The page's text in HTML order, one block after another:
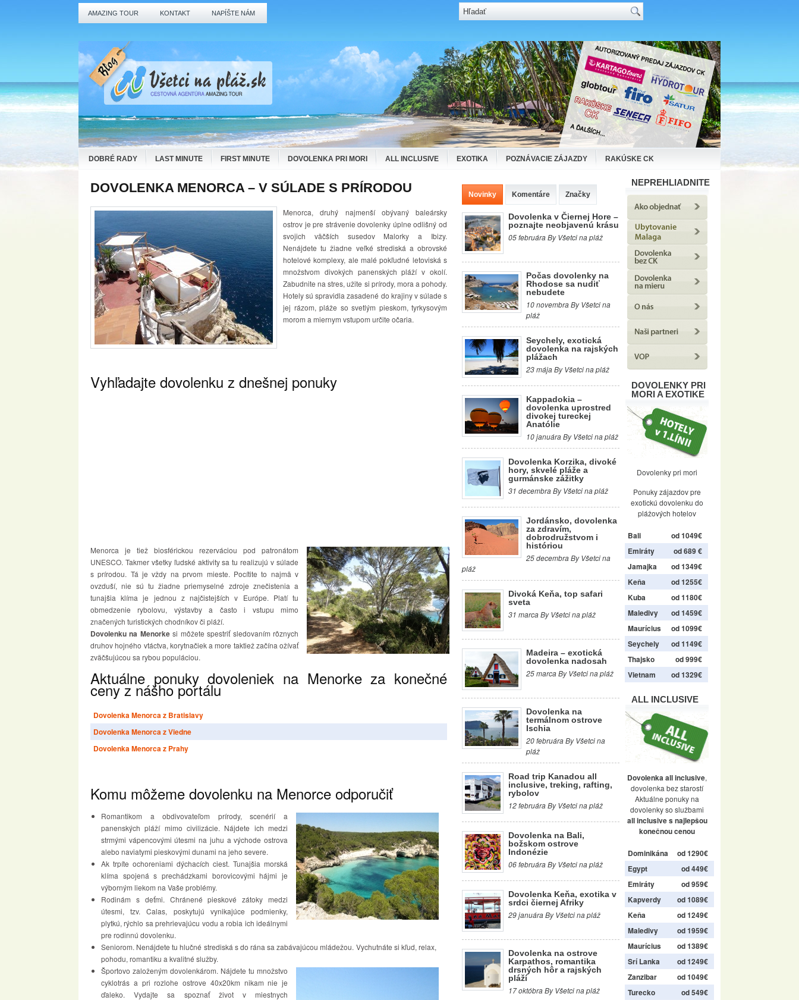
AMAZING TOUR KONTAKT NAPÍŠTE NÁM
DOBRÉ RADY LAST MINUTE FIRST MINUTE DOVOLENKA PRI MORI ALL INCLUSIVE EXOTIKA POZNÁVACIE ZÁJAZDY RAKÚSKE CK
DOVOLENKA MENORCA – V SÚLADE S PRÍRODOU
Menorca, druhý najmenší obývaný baleársky
ostrov je pre strávenie dovolenky úplne odlišný od
svojich väčších susedov Malorky a Ibizy.
Nenájdete tu žiadne veľké strediská a obrovské
hotelové komplexy, ale malé pokľudné letoviská s
množstvom divokých panenských pláží v okolí.
Zabudnite na stres, užite si prírody, mora a pohody.
Hotely sú spravidla zasadené do krajiny v súlade s
jej rázom, pláže so svetlým pieskom, tyrkysovým
morom a miernym vstupom určite očaria.
Vyhľadajte dovolenku z dnešnej ponuky
Menorca je tiež biosférickou rezerváciou pod patronátom
UNESCO. Takmer všetky ľudské aktivity sa tu realizujú v súlade
s prírodou. Tá je vždy na prvom mieste. Pocítite to najmä v
ovzduší, nie sú tu žiadne priemyselné zdroje znečistenia a
tunajšia klíma je jednou z najčistejších v Európe. Platí tu
obmedzenie rybolovu, výstavby a často i vstupu mimo
značených turistických chodníkov či pláží.
Dovolenku na Menorkesi môžete spestriť sledovaním rôznych
druhov hojného vtáctva, korytnačiek a more taktiež začína ožívať
zväčšujúcou sa rybou populáciou.
Aktuálne ponuky dovoleniek na Menorke za konečné
ceny z nášho portálu
Dovolenka Menorca z Bratislavy
Dovolenka Menorca z Viedne
Dovolenka Menorca z Prahy
Komu môžeme dovolenku na Menorce odporučiť
Romantikom a obdivovateľom prírody, scenérií a
panenských pláží mimo civilizácie. Nájdete ich medzi
strmými vápencovými útesmi na juhu a východe ostrova
alebo naviatymi pieskovými dunami na jeho severe.
Ak trpíte ochoreniami dýchacích ciest. Tunajšia morská
klíma spojená s prechádzkami borovicovými hájmi je
výborným liekom na Vaše problémy.
Rodinám s deťmi. Chránené pieskové zátoky medzi
útesmi, tzv. Calas, poskytujú vynikajúce podmienky,
plytkú, rýchlo sa prehrievajúcu vodu a robia ich ideálnymi
pre rodinnú dovolenku.
Seniorom. Nenájdete tu hlučné strediská s do rána sa zabávajúcou mládežou. Vychutnáte si kľud, relax,
pohodu, romantiku a kvalitné služby.
Športovo založeným dovolenkárom. Nájdete tu množstvo
cyklotrás a pri rozlohe ostrove 40x20km nikam nie je
ďaleko. Vydajte sa spoznať život v miestnych
Novinky Komentáre Značky
Dovolenka v Čiernej Hore –
poznajte neobjavenú krásu
05 februára By Všetci na pláž
Počas dovolenky na
Rhodose sa nudiť
nebudete
10 novembra By Všetci na
pláž
Seychely, exotická
dovolenka na rajských
plážach
23 mája By Všetci na pláž
Kappadokia –
dovolenka uprostred
divokej tureckej
Anatólie
10 januára By Všetci na pláž
Dovolenka Korzika, divoké
hory, skvelé pláže a
gurmánske zážitky
31 decembra By Všetci na pláž
Jordánsko, dovolenka
za zdravím,
dobrodružstvom i
históriou
25 decembra By Všetci na
pláž
Divoká Keňa, top safari
sveta
31 marca By Všetci na pláž
Madeira – exotická
dovolenka nadosah
25 marca By Všetci na pláž
Dovolenka na
termálnom ostrove
Ischia
20 februára By Všetci na
pláž
Road trip Kanadou all
inclusive, treking, rafting,
rybolov
12 februára By Všetci na pláž
Dovolenka na Bali,
božskom ostrove
Indonézie
06 februára By Všetci na pláž
Dovolenka Keňa, exotika v
srdci čiernej Afriky
29 januára By Všetci na pláž
Dovolenka na ostrove
Karpathos, romantika
drsných hôr a rajských
pláží
17 októbra By Všetci na pláž
NEPREHLIADNITE
DOVOLENKY PRI
MORI A EXOTIKE
Dovolenky pri mori
Ponuky zájazdov pre
exotickú dovolenku do
plážových hotelov
Bali
od 1049€
Emiráty
od 689 €
Jamajka
od 1349€
Keňa
od 1255€
Kuba
od 1180€
Maledivy
od 1459€
Maurícius
od 1099€
Seychely
od 1149€
Thajsko
od 999€
Vietnam
od 1329€
ALL INCLUSIVE
Dovolenka all inclusive,
dovolenka bez starostí
Aktuálne ponuky na
dovolenky so službami
all inclusive s najlepšou
konečnou cenou
Dominikána
od 1290€
Egypt
od 449€
Emiráty
od 959€
Kapverdy
od 1089€
Keňa
od 1249€
Maledivy
od 1959€
Maurícius
od 1389€
Srí Lanka
od 1249€
Zanzibar
od 1049€
Turecko
od 549€